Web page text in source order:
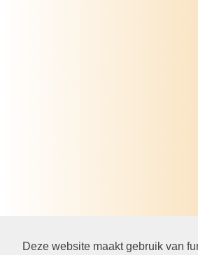
Deze website maakt gebruik van